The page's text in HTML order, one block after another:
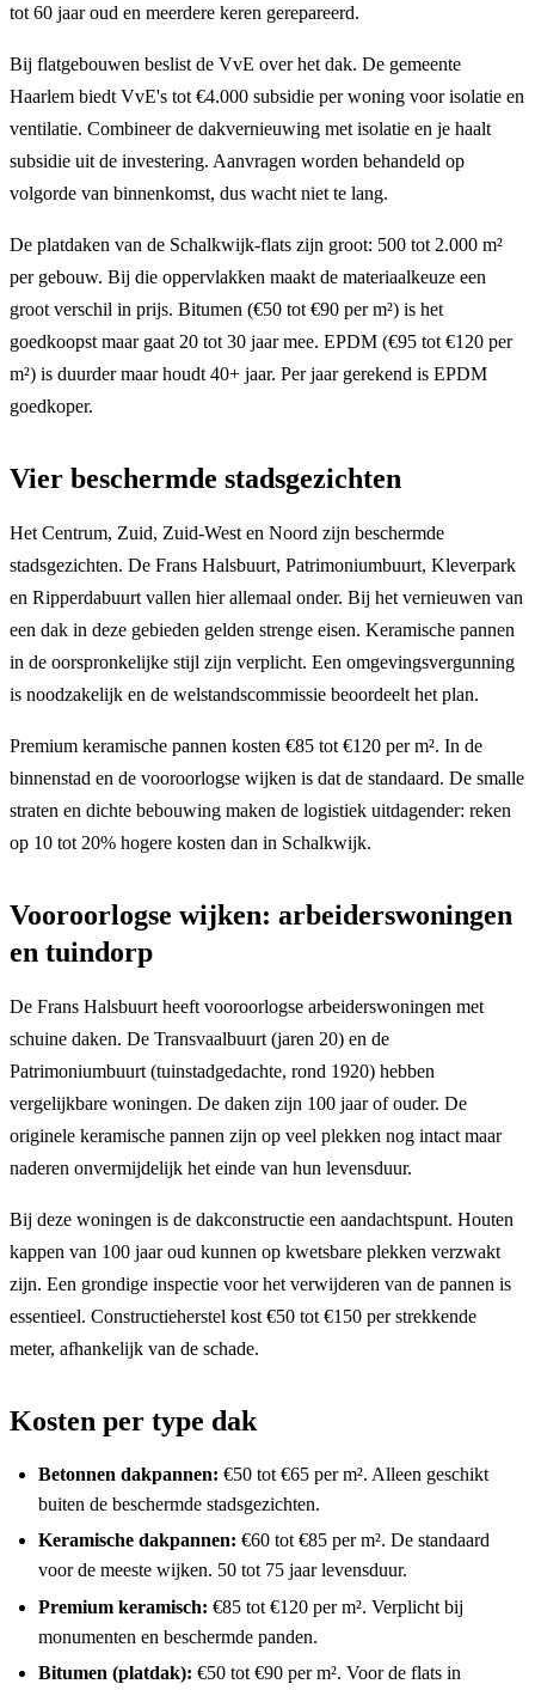
tot 60 jaar oud en meerdere keren gerepareerd.
Bij flatgebouwen beslist de VvE over het dak. De gemeente
Haarlem biedt VvE's tot €4.000 subsidie per woning voor isolatie en
ventilatie. Combineer de dakvernieuwing met isolatie en je haalt
subsidie uit de investering. Aanvragen worden behandeld op
volgorde van binnenkomst, dus wacht niet te lang.
De platdaken van de Schalkwijk-flats zijn groot: 500 tot 2.000 m²
per gebouw. Bij die oppervlakken maakt de materiaalkeuze een
groot verschil in prijs. Bitumen (€50 tot €90 per m²) is het
goedkoopst maar gaat 20 tot 30 jaar mee. EPDM (€95 tot €120 per
m²) is duurder maar houdt 40+ jaar. Per jaar gerekend is EPDM
goedkoper.
Vier beschermde stadsgezichten
Het Centrum, Zuid, Zuid-West en Noord zijn beschermde
stadsgezichten. De Frans Halsbuurt, Patrimoniumbuurt, Kleverpark
en Ripperdabuurt vallen hier allemaal onder. Bij het vernieuwen van
een dak in deze gebieden gelden strenge eisen. Keramische pannen
in de oorspronkelijke stijl zijn verplicht. Een omgevingsvergunning
is noodzakelijk en de welstandscommissie beoordeelt het plan.
Premium keramische pannen kosten €85 tot €120 per m². In de
binnenstad en de vooroorlogse wijken is dat de standaard. De smalle
straten en dichte bebouwing maken de logistiek uitdagender: reken
op 10 tot 20% hogere kosten dan in Schalkwijk.
Vooroorlogse wijken: arbeiderswoningen
en tuindorp
De Frans Halsbuurt heeft vooroorlogse arbeiderswoningen met
schuine daken. De Transvaalbuurt (jaren 20) en de
Patrimoniumbuurt (tuinstadgedachte, rond 1920) hebben
vergelijkbare woningen. De daken zijn 100 jaar of ouder. De
originele keramische pannen zijn op veel plekken nog intact maar
naderen onvermijdelijk het einde van hun levensduur.
Bij deze woningen is de dakconstructie een aandachtspunt. Houten
kappen van 100 jaar oud kunnen op kwetsbare plekken verzwakt
zijn. Een grondige inspectie voor het verwijderen van de pannen is
essentieel. Constructieherstel kost €50 tot €150 per strekkende
meter, afhankelijk van de schade.
Kosten per type dak
Betonnen dakpannen: €50 tot €65 per m². Alleen geschikt
buiten de beschermde stadsgezichten.
Keramische dakpannen: €60 tot €85 per m². De standaard
voor de meeste wijken. 50 tot 75 jaar levensduur.
Premium keramisch: €85 tot €120 per m². Verplicht bij
monumenten en beschermde panden.
Bitumen (platdak): €50 tot €90 per m². Voor de flats in